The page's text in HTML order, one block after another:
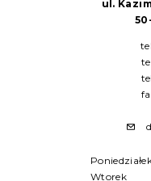
ul.
Wtorek